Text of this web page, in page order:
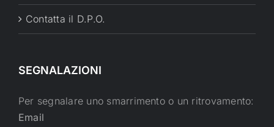
Contatta il D.P.O.
SEGNALAZIONI
Per segnalare uno smarrimento o un ritrovamento:
Email